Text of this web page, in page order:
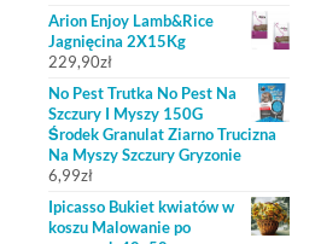
Arion Enjoy Lamb&Rice
Jagnięcina 2X15Kg
229,90zł
No Pest Trutka No Pest Na
Szczury I Myszy 150G
Środek Granulat Ziarno Trucizna
Na Myszy Szczury Gryzonie
6,99zł
Ipicasso Bukiet kwiatów w
koszu Malowanie po